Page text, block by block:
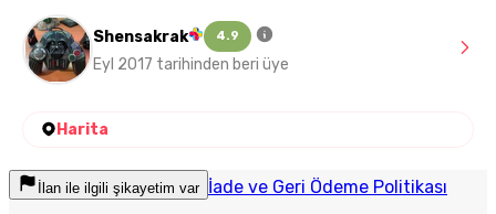
Shensakrak 4.9
Eyl 2017 tarihinden beri üye
Harita
İlan ile ilgili şikayetim var İade ve Geri Ödeme Politikası